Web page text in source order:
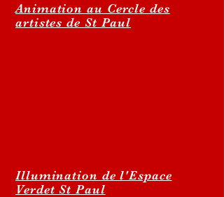
Animation au Cercle des
artistes de St Paul
Illumination de l'Espace
Verdet St Paul